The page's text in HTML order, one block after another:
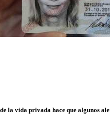
la vida privada hace que algunos